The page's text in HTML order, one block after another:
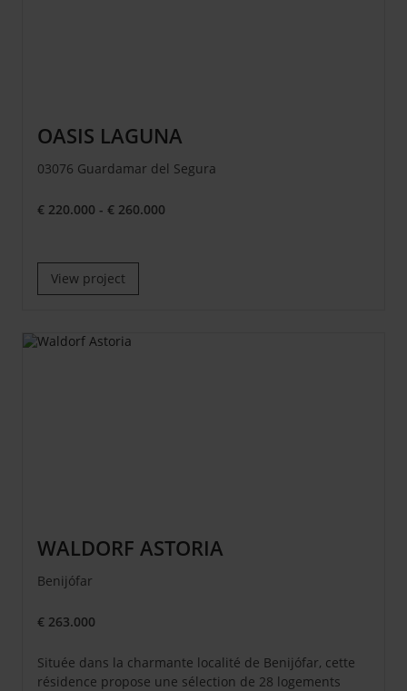
OASIS LAGUNA
03076 Guardamar del Segura
€ 220.000 - € 260.000
View project
WALDORF ASTORIA
Benijófar
€ 263.000
Située dans la charmante localité de Benijófar, cette
résidence propose une sélection de 28 logements